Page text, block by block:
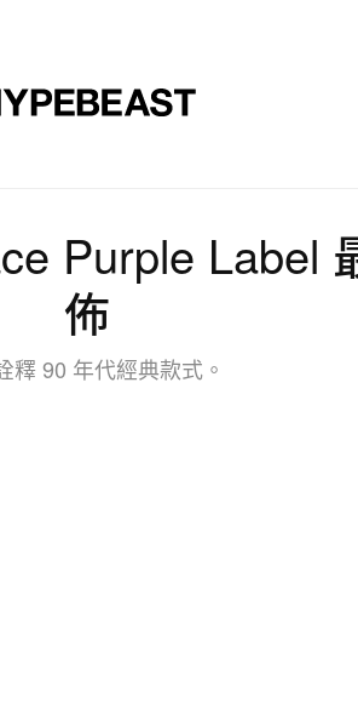
Purple Label
佈
釋 90 年代經典款式。